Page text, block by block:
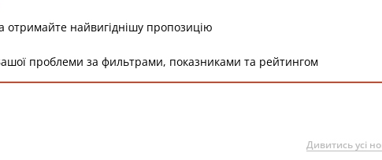
найвигіднішу пропозицію
проблеми за фильтрами, показниками та рейтингом
Дивитись усі